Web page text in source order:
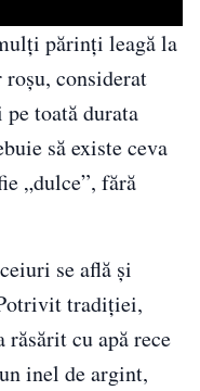
părinți leagă la
considerat
toată durata
să existe ceva
„dulce”, fără
se află și
tradiției,
cu apă rece
inel de argint,